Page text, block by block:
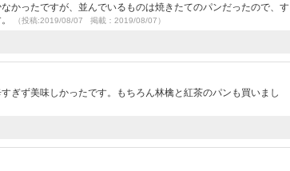
かったですが、並んでいるものは焼きたてのパンだったので、す
（投稿:2019/08/07 掲載：2019/08/07）
ぎず美味しかったです。もちろん林檎と紅茶のパンも買いまし